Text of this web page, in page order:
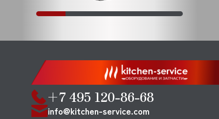
+7 495 120-86-68
info@kitchen-service.com